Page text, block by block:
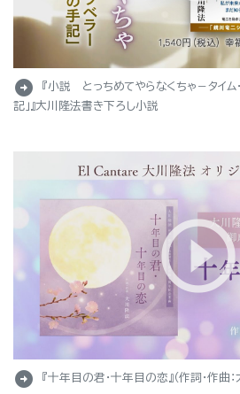
arrow_circle_right
『小説 とっちめてやらなくちゃ－タイム
記」』大川隆法書き下ろし小説
arrow_circle_right 『十年目の君・十年目の恋』（作詞・作曲：